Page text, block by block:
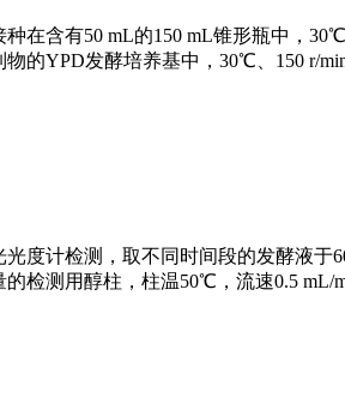
在含有50 mL的150 mL锥形瓶中，
的YPD发酵培养基中，30℃、150 r/
度计检测，取不同时间段的发酵液于
检测用醇柱，柱温50℃，流速0.5 mL/